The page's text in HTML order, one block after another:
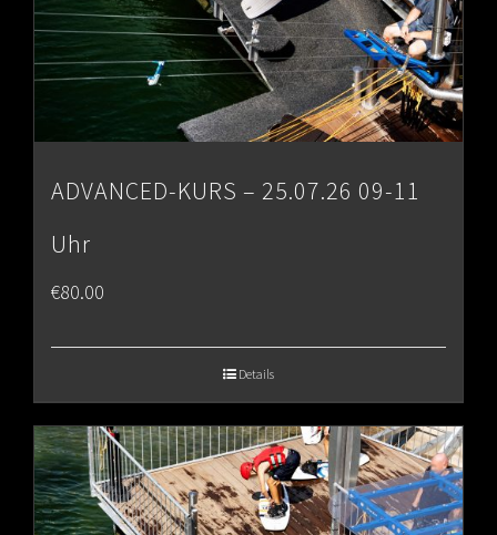
ADVANCED-KURS – 25.07.26 09-11
Uhr
€80.00
Details